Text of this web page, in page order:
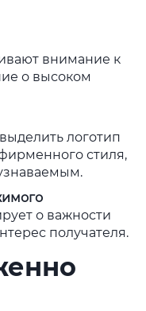
внимание к
о высоком
логотип
стиля,
о важности
получателя.